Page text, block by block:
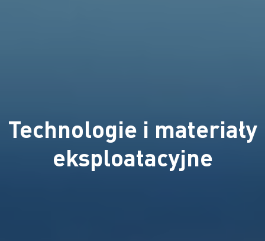
Technologie i materiały
eksploatacyjne